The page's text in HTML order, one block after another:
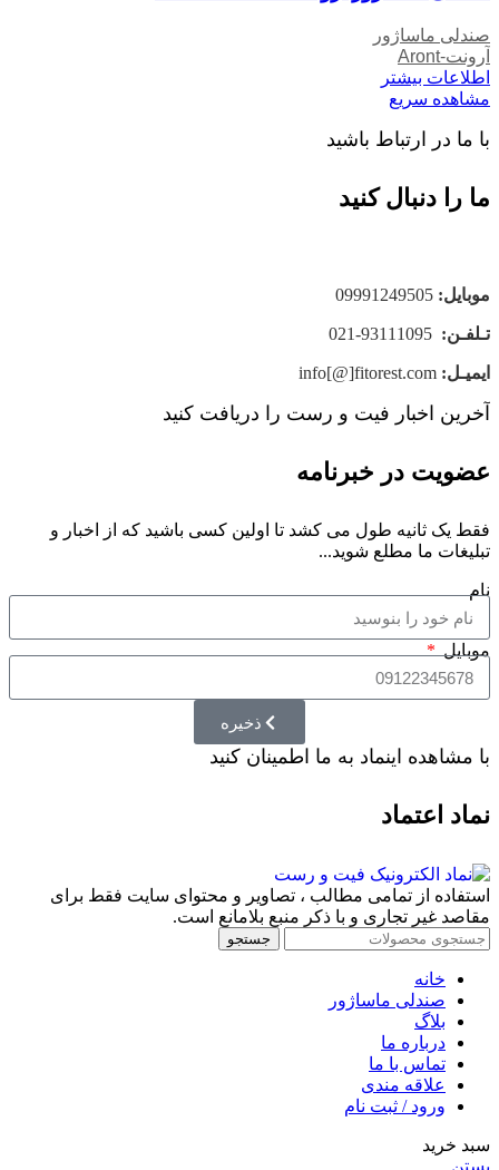
صندلی ماساژور
آرونت-Aront
اطلاعات بیشتر
مشاهده سریع
با ما در ارتباط باشید
ما را دنبال کنید
موبایل:
09991249505
تـلفـن: 93111095-021
ایمیـل:
آخرین اخبار فیت و رست را دریافت کنید
عضویت در خبرنامه
فقط یک ثانیه طول می کشد تا اولین کسی باشید که از اخبار و
تبلیغات ما مطلع شوید...
نام
موبایل
ذخیره
با مشاهده اینماد به ما اطمینان کنید
نماد اعتماد
استفاده از تمامی مطالب ، تصاویر و محتوای سايت فقط برای
مقاصد غیر تجاری و با ذکر منبع بلامانع است.
جستجو
خانه
صندلی ماساژور
بلاگ
درباره ما
تماس با ما
علاقه مندی
ورود / ثبت نام
سبد خرید
بستن